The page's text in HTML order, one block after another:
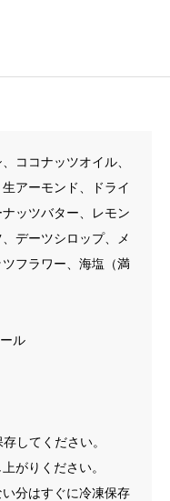
ココナッツオイル、
アーモンド、ドライ
ッツバター、レモン
デーツシロップ、メ
フラワー、海塩（満
ル
してください。
がりください。
分はすぐに冷凍保存